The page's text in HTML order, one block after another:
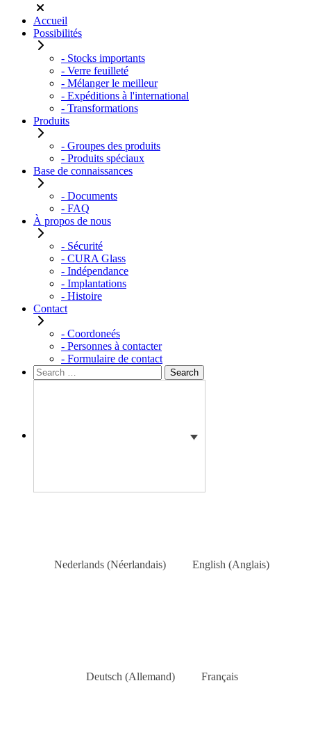
Accueil
Possibilités
- Stocks importants
- Verre feuilleté
- Mélanger le meilleur
- Expéditions à l'international
- Transformations
Produits
- Groupes des produits
- Produits spéciaux
Base de connaissances
- Documents
- FAQ
À propos de nous
- Sécurité
- CURA Glass
- Indépendance
- Implantations
- Histoire
Contact
- Coordoneés
- Personnes à contacter
- Formulaire de contact
Rechercher :
Search
Nederlands (Néerlandais) English (Anglais)
Deutsch(Allemand) Français